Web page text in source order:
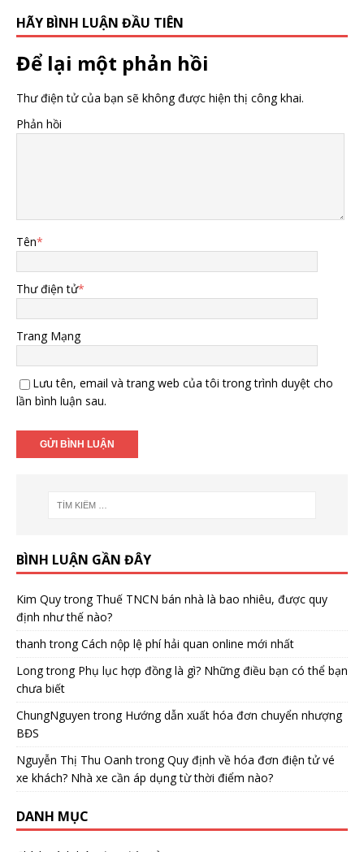
HÃY BÌNH LUẬN ĐẦU TIÊN
Để lại một phản hồi
Thư điện tử của bạn sẽ không được hiện thị công khai.
Phản hồi
Tên*
Thư điện tử*
Trang Mạng
Lưu tên, email và trang web của tôi trong trình duyệt cho
lần bình luận sau.
BÌNH LUẬN GẦN ĐÂY
Kim Quytrong Thuế TNCN bán nhà là bao nhiêu, được quy
định như thế nào?
thanh trongCách nộp lệ phí hải quan online mới nhất
Longtrong Phụ lục hợp đồng là gì? Những điều bạn có thể bạn
chưa biết
ChungNguyen trong Hướng dẫn xuất hóa đơn chuyển nhượng
BĐS
Nguyễn Thị Thu Oanh trongQuy định về hóa đơn điện tử vé
xe khách? Nhà xe cần áp dụng từ thời điểm nào?
DANH MỤC